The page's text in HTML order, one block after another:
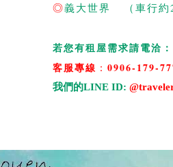
◎義大世界 （車行約
若您有租屋需求請電洽：
客服專線 ： 0906-179-
我們的LINE ID: